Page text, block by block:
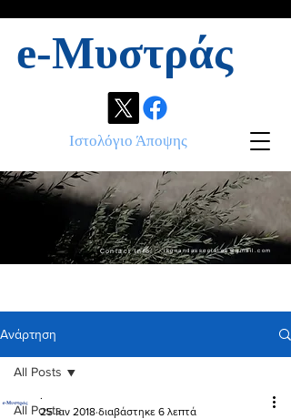
e-Μυστράς
Ιστολόγιο Άποψης
Contact info: ikonandassociates@gmail.com
Ανάρτηση
All Posts
All Posts
.
25 Ιαν 2018 διαβάστηκε 6 λεπτά